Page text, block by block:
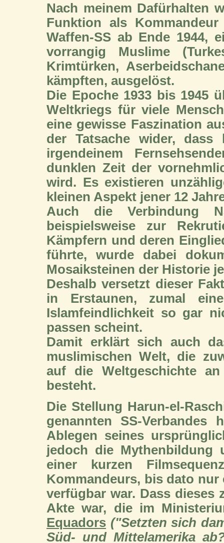
Nach meinem Dafürhalten
Funktion als
Waffen-SS ab Ende 1944,
vorrangig Muslime
Krimtürken,
kämpften, ausgelöst.
Die Epoche 1933 bis 1945
Weltkriegs für viele
eine gewisse Faszination
der Tatsache wider,
irgendeinem
dunklen Zeit der
wird. Es existieren
kleinen Aspekt jener 12
Auch die Verbindung
beispielsweise zur
Kämpfern und deren
führte, wurde dabei
Mosaiksteinen der Historie
Deshalb versetzt dieser
in Erstaunen, zumal
Islamfeindlichkeit so gar
passen scheint.
Damit erklärt sich auch
muslimischen Welt, die
auf die Weltgeschichte
besteht.
Die Stellung Harun-el-
genannten SS-
Ablegen seines
jedoch die Mythenbildung
einer kurzen
Kommandeurs, bis dato
verfügbar war. Dass dieses
Akte war, die im
Equadors ("Setzten sich
Süd- und Mittelamerika